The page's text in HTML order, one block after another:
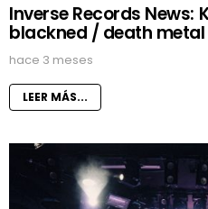
Inverse Records News:
blackned / death metal
hace 3 meses
LEER MÁS...